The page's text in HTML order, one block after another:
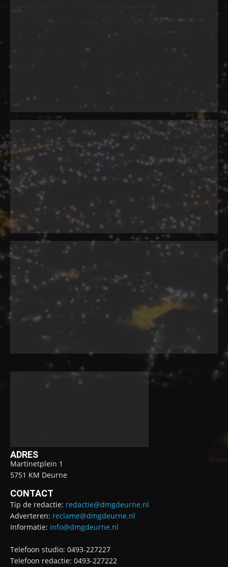
ADRES
Martinetplein 1
5751 KM Deurne
CONTACT
Tip de redactie: redactie@dmgdeurne.nl
Adverteren: reclame@dmgdeurne.nl
Informatie: info@dmgdeurne.nl
Telefoon studio: 0493-227227
Telefoon redactie: 0493-227222